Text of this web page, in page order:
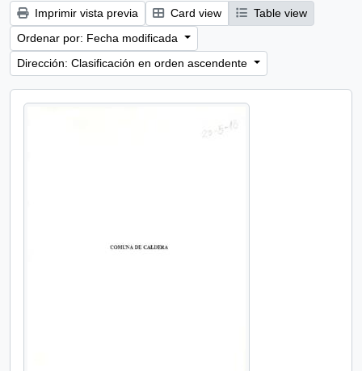
Imprimir vista previa Card view
Table view
Ordenar por: Fecha modificada
Dirección: Clasificación en orden ascendente